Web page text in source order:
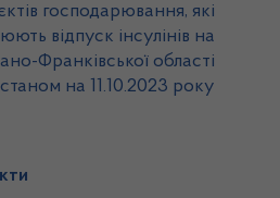
господарювання, які
відпуск інсулінів на
Франківської області
станом на 11.10.2023 року